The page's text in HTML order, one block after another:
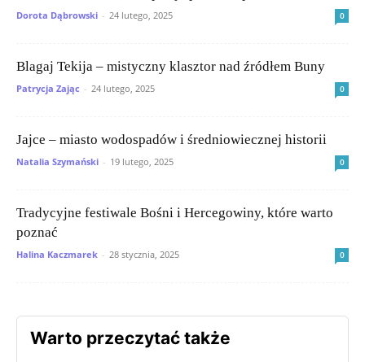
Dorota Dąbrowski - 24 lutego, 2025 0
Blagaj Tekija – mistyczny klasztor nad źródłem Buny
Patrycja Zając - 24 lutego, 2025 0
Jajce – miasto wodospadów i średniowiecznej historii
Natalia Szymański - 19 lutego, 2025 0
Tradycyjne festiwale Bośni i Hercegowiny, które warto
poznać
Halina Kaczmarek - 28 stycznia, 2025 0
Warto przeczytać także